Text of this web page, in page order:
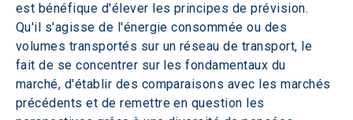
est bénéfique d'élever les principes de prévision.
Qu'il s'agisse de l'énergie consommée ou des
volumes transportés sur un réseau de transport, le
fait de se concentrer sur les fondamentaux du
marché, d'établir des comparaisons avec les marchés
précédents et de remettre en question les